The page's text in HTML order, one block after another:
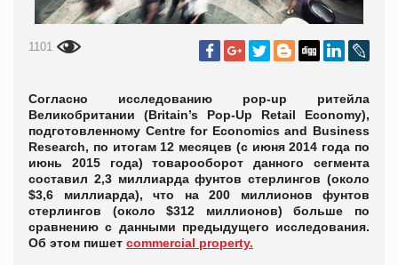
1101
Согласно исследованию pop-up ритейла
Великобритании (Britain’s Pop-Up Retail Economy),
подготовленному Centre for Economics and Business
Research, по итогам 12 месяцев (с июня 2014 года по
июнь 2015 года) товарооборот данного сегмента
составил 2,3 миллиарда фунтов стерлингов (около
$3,6 миллиарда), что на 200 миллионов фунтов
стерлингов (около $312 миллионов) больше по
сравнению с данными предыдущего исследования.
Об этом пишет commercial property.